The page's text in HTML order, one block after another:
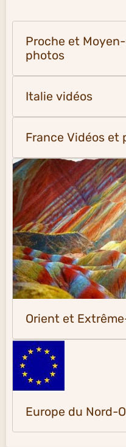
Proche et
photos
Italie vidéos
France Vidéos et
Orient et
Europe du Nord-